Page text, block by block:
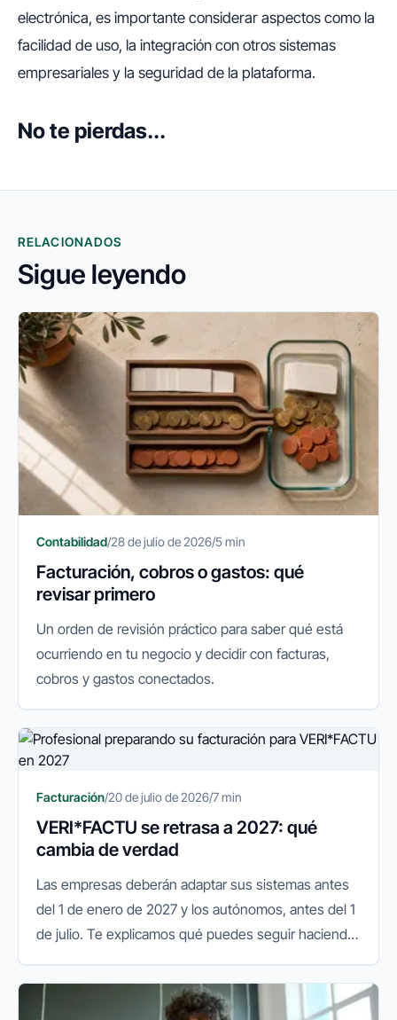
electrónica, es importante considerar aspectos como la
facilidad de uso, la integración con otros sistemas
empresariales y la seguridad de la plataforma.
No te pierdas...
RELACIONADOS
Sigue leyendo
Contabilidad/28 de julio de 2026/5 min
Facturación, cobros o gastos: qué
revisar primero
Un orden de revisión práctico para saber qué está
ocurriendo en tu negocio y decidir con facturas,
cobros y gastos conectados.
Facturación/20 de julio de 2026/7 min
VERI*FACTU se retrasa a 2027: qué
cambia de verdad
Las empresas deberán adaptar sus sistemas antes
del 1 de enero de 2027 y los autónomos, antes del 1
de julio. Te explicamos qué puedes seguir haciendo